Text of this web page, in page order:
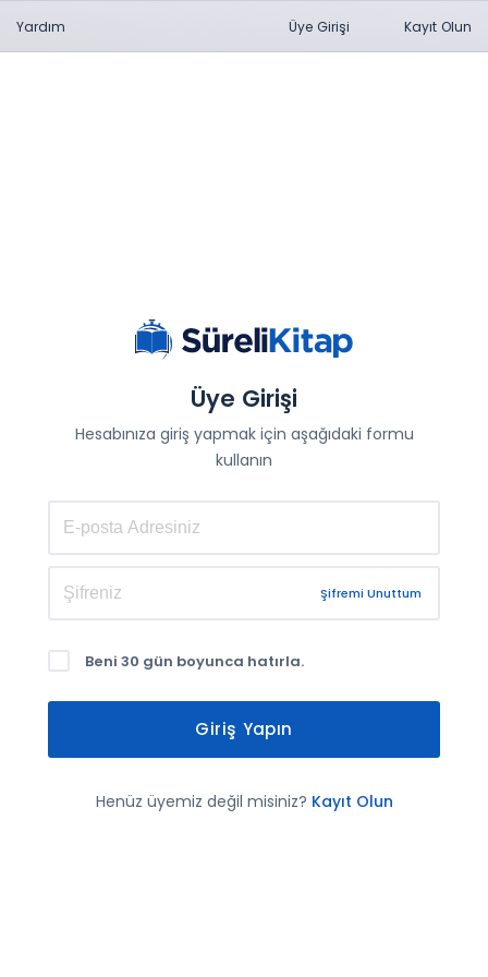
Yardım Üye Girişi Kayıt Olun
Üye Girişi
Hesabınıza giriş yapmak için aşağıdaki formu
kullanın
Şifremi Unuttum
Beni 30 gün boyunca hatırla.
Giriş Yapın
Henüz üyemiz değil misiniz? Kayıt Olun